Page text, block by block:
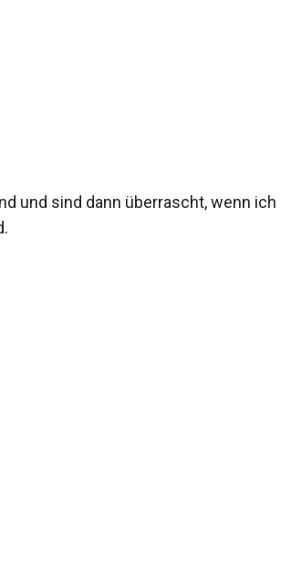
und sind dann überrascht, wenn ich